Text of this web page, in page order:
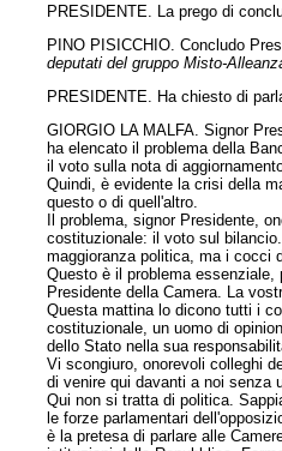
PRESIDENTE. La prego di
PINO PISICCHIO. Concludo
deputati del gruppo Misto-
PRESIDENTE. Ha chiesto di
GIORGIO LA MALFA. Signor
ha elencato il problema della
il voto sulla nota di
Quindi, è evidente la crisi della
questo o di quell'altro.
Il problema, signor Presidente,
costituzionale: il voto sul
maggioranza politica, ma i cocci
Questo è il problema
Presidente della Camera. La
Questa mattina lo dicono tutti i
costituzionale, un uomo di
dello Stato nella sua
Vi scongiuro, onorevoli colleghi
di venire qui davanti a noi senza
Qui non si tratta di politica.
le forze parlamentari
è la pretesa di parlare alle